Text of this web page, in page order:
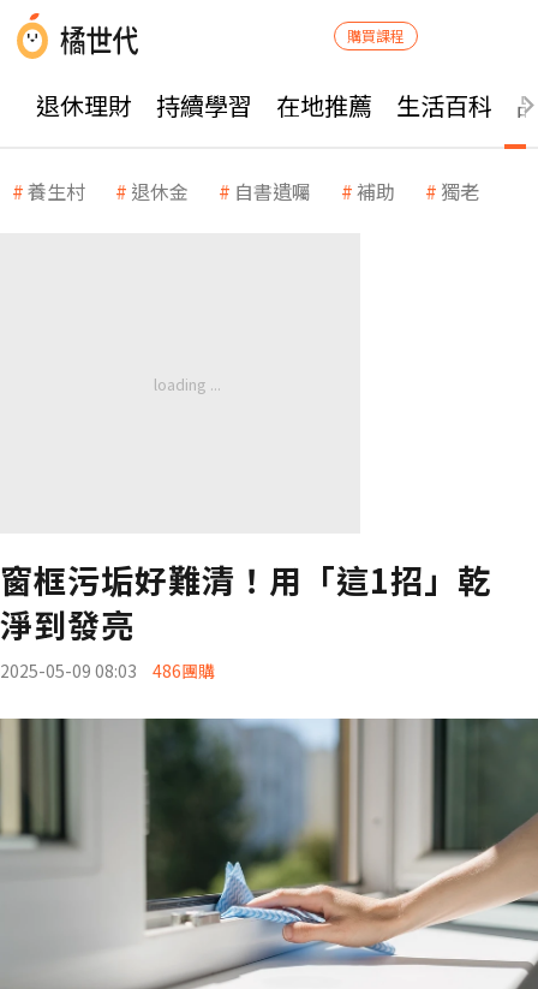
購買課程
退休理財 持續學習 在地推薦 生活百科
養生村 退休金 自書遺囑 補助 獨老
窗框污垢好難清！用「這1招」乾
淨到發亮
2025-05-09 08:03 486團購